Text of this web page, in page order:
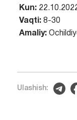
Kun:
Vaqti:8-30
Amaliy:
Ulashish: